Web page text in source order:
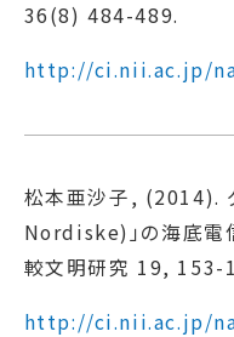
36(8) 484-489.
http://ci.nii.ac.jp/
松本亜沙子, (2014).
Nordiske)」の海底電
較文明研究 19, 153-
http://ci.nii.ac.jp/